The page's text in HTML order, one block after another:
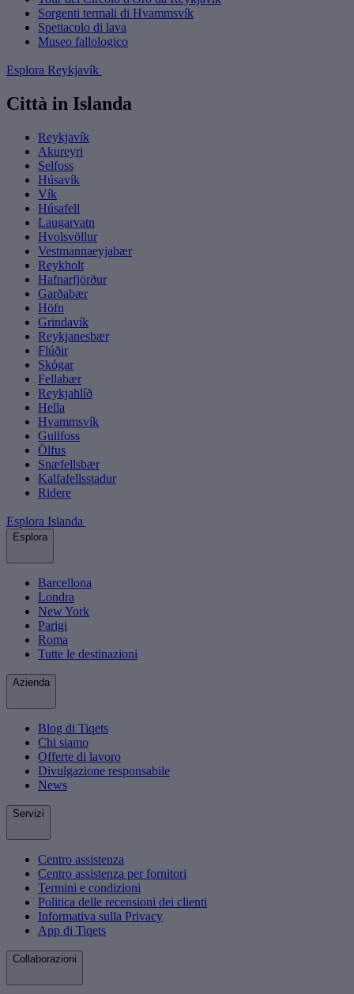
Sorgenti termali di Hvammsvík
Spettacolo di lava
Museo fallologico
Esplora Reykjavík
Città in Islanda
Reykjavík
Akureyri
Selfoss
Húsavík
Vík
Húsafell
Laugarvatn
Hvolsvöllur
Vestmannaeyjabær
Reykholt
Hafnarfjörður
Garðabær
Höfn
Grindavík
Reykjanesbær
Flúðir
Skógar
Fellabær
Reykjahlíð
Hella
Hvammsvík
Gullfoss
Ölfus
Snæfellsbær
Kalfafellsstadur
Ridere
Esplora Islanda
Esplora
Barcellona
Londra
New York
Parigi
Roma
Tutte le destinazioni
Azienda
Blog di Tiqets
Chi siamo
Offerte di lavoro
Divulgazione responsabile
News
Servizi
Centro assistenza
Centro assistenza per fornitori
Termini e condizioni
Politica delle recensioni dei clienti
Informativa sulla Privacy
App di Tiqets
Collaborazioni